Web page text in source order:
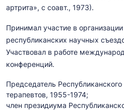
артрита», с соавт., 1973).
Принимал участие в
республиканских научных
Участвовал в работе
конференций.
Председатель
терапевтов, 1955-1974;
член президиума